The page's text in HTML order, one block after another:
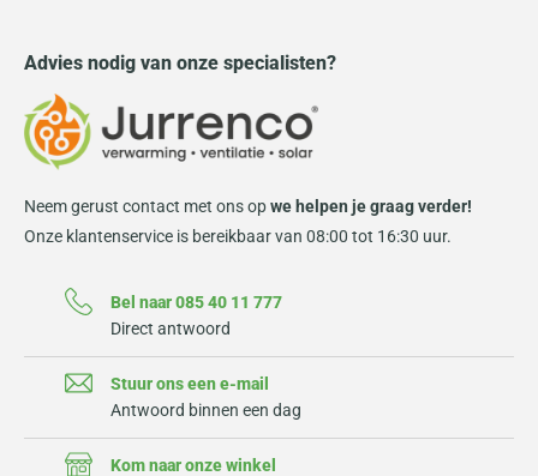
Advies nodig van onze specialisten?
Neem gerust contact met ons opwe helpen je graag verder!
Onze klantenservice is bereikbaar van 08:00 tot 16:30 uur.
Bel naar 085 40 11 777
Direct antwoord
Stuur ons een e-mail
Antwoord binnen een dag
Kom naar onze winkel